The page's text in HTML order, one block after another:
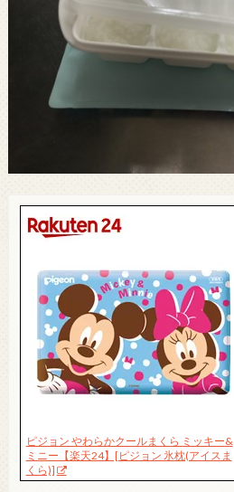
ピジョン やわらかクールまくら ミッキー&
ミニー【楽天24】[ピジョン 氷枕(アイスま
くら)]